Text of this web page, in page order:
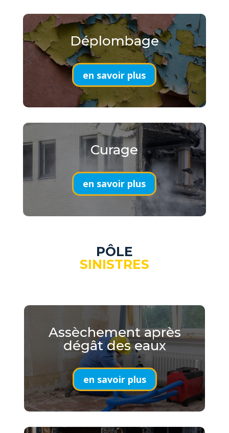
Déplombage
en savoir plus
Curage
en savoir plus
PÔLE
SINISTRES
Assèchement après
dégât des eaux
en savoir plus